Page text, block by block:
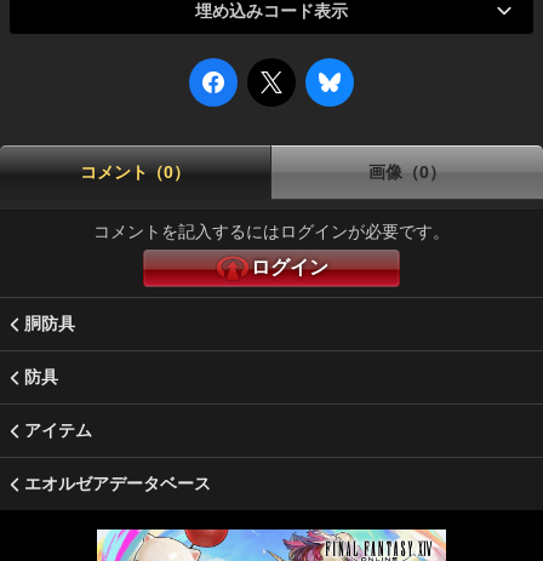
埋め込みコード表示
コメント（0） 画像（0）
コメントを記入するにはログインが必要です。
ログイン
胴防具
防具
アイテム
エオルゼアデータベース